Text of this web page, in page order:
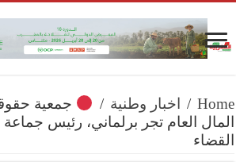
Home
/ اخبار وطنية /
جمعية
المال العام تجر برلماني، رئيس
القضاء